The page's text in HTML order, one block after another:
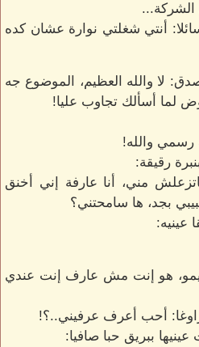
أنتي شغلتي نوارة عشان كده
لا والله العظيم، الموضوع جه
لما أسألك تجاوب عليا!
رسمي والله!
رقيقة:
مني، أنا عارفة إني أخنق
بجد، ها سامحتني؟
عينيه:
كيمو، هو إنت مش عارف إنت عندي
أحب أعرف عرفيني..؟!
ببريق حبا صافيا: